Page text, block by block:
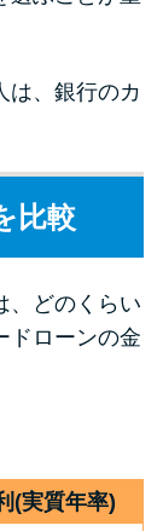
りた場合
由
りるに
は、銀行のカ
比較
、どのくらい
ドローンの金
(実質年率)